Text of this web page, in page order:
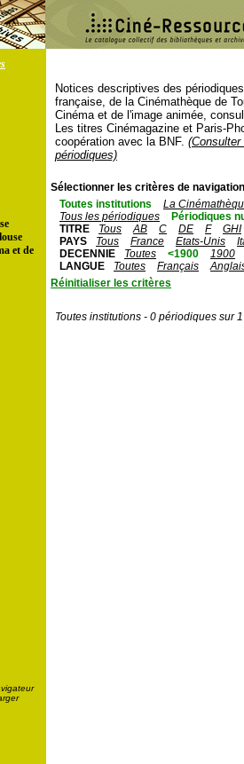
et de
Notices descriptives des
française, de la Cinémathèque de
Cinéma et de l'image animée,
Les titres Cinémagazine et Paris-
coopération avec la BNF.
périodiques)
Sélectionner les critères de
Toutes institutions
La
Tous les périodiques
Périodiques
TITRE
Tous AB C DE F
GHI
PAYS
Tous France Etats-Unis
DECENNIE
Toutes <1900
1900
LANGUE
Toutes Français
Réinitialiser les critères
Toutes institutions - 0 périodiques sur